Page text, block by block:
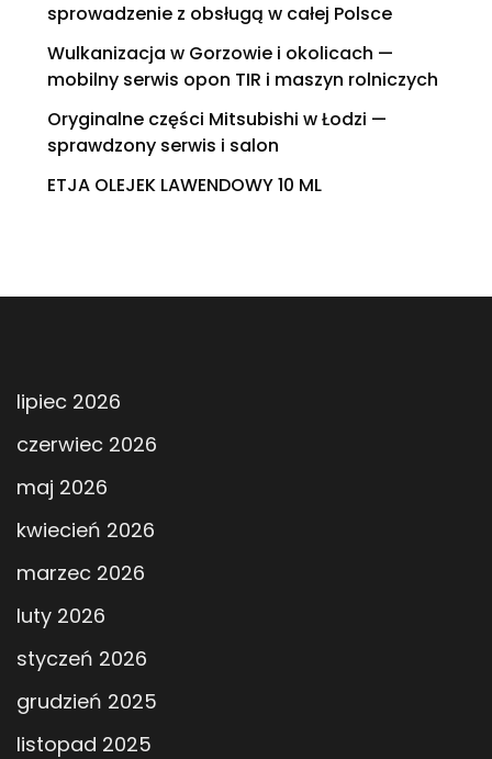
sprowadzenie z obsługą w całej Polsce
Wulkanizacja w Gorzowie i okolicach —
mobilny serwis opon TIR i maszyn rolniczych
Oryginalne części Mitsubishi w Łodzi —
sprawdzony serwis i salon
ETJA OLEJEK LAWENDOWY 10 ML
lipiec 2026
czerwiec 2026
maj 2026
kwiecień 2026
marzec 2026
luty 2026
styczeń 2026
grudzień 2025
listopad 2025